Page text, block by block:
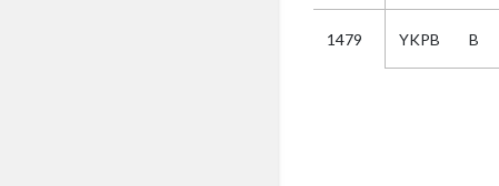
1479 YKPB B